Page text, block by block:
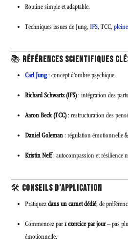
Routine simple et adaptable.
Techniques issues de Jung,IFS, TCC,
📚 RÉFÉRENCES SCIENTIFIQUES
Carl Jung: concept d’ombre psychique.
Richard Schwartz (IFS): intégration des
Aaron Beck (TCC): restructuration des
Daniel Goleman: régulation émotionnelle
Kristin Neff: autocompassion et résilience
🛠️ CONSEILS D’APPLICATION
Pratiquezdans un carnet dédié, de
Commencez par1 exercice par jour– pas
émotionnelle.